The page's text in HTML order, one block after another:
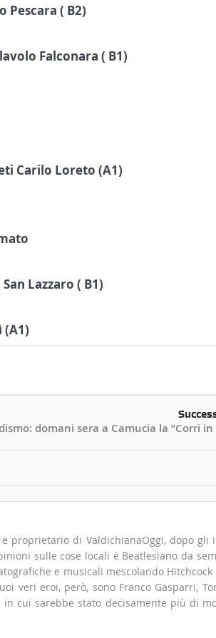
Pescara ( B2)
Falconara ( B1)
Carilo Loreto (A1)
Lazzaro ( B1)
(A1)
domani sera a Camucia la “Corri in
proprietario di ValdichianaOggi, dopo gli
sulle cose locali è Beatlesiano da
e musicali mescolando Hitchcock
veri eroi, però, sono Franco Gasparri,
cui sarebbe stato decisamente più di